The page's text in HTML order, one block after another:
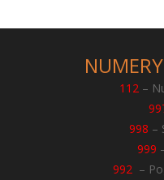
112 –
998 –
999
992 –